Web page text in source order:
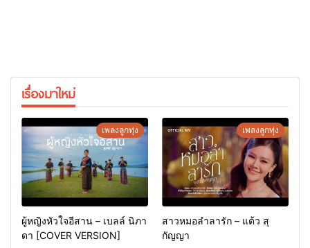
เรื่องมาใหม่
เพลงลูกทุ่ง
ผู้หญิงหัวใจอีสาน – เบลล์ นิภา
ดา [COVER VERSION]
เพลงลูกทุ่ง
สาวหมอลำลารัก – แต้ว สุ
กัญญา